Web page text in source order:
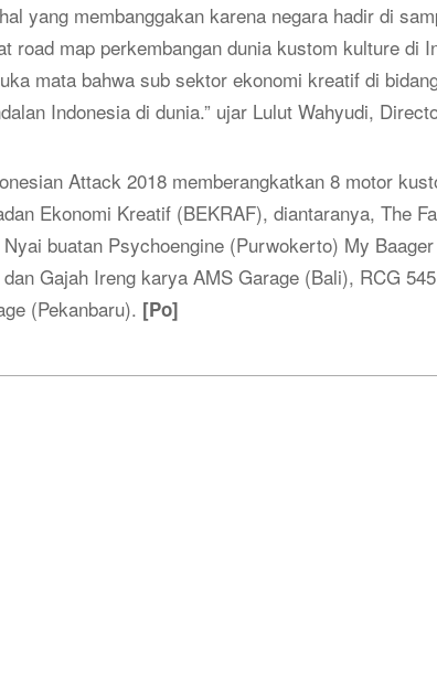
yang membanggakan karena negara hadir di
road map perkembangan dunia kustom kulture di
mata bahwa sub sektor ekonomi kreatif di
Indonesia di dunia.” ujar Lulut Wahyudi,
Attack 2018 memberangkatkan 8 motor
Ekonomi Kreatif (BEKRAF), diantaranya, The
buatan Psychoengine (Purwokerto) My
Gajah Ireng karya AMS Garage (Bali), RCG
(Pekanbaru). [Po]